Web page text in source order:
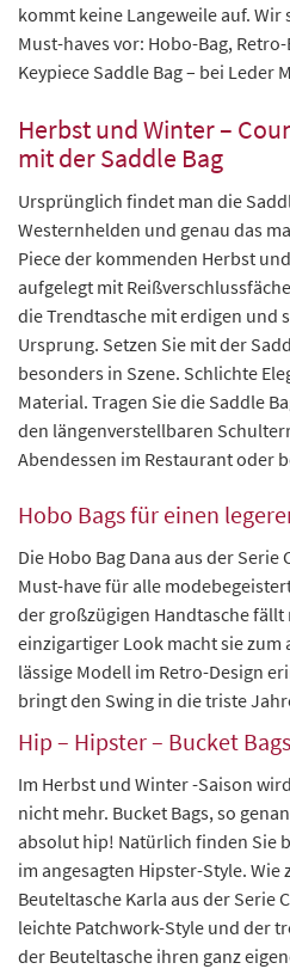
kommt keine Langeweile auf.
Must-haves vor: Hobo-Bag,
Keypiece Saddle Bag – bei Leder
Herbst und Winter –
mit derSaddle Bag
Ursprünglich findet man die
Westernhelden und genau das
Piece der kommenden Herbst
aufgelegt mit
die Trendtasche mit erdigen und
Ursprung. Setzen Sie mit der
besonders in Szene. Schlichte
Material. Tragen Sie die Saddle
den längenverstellbaren
Abendessen im Restaurant oder
Hobo Bagsfür einen
Die Hobo Bag Dana aus der Serie
Must-have für alle
der großzügigen Handtasche fällt
einzigartiger Look macht sie zum
lässige Modell im Retro-Design
bringt den Swing in die triste
Hip – Hipster – Bucket Bags
Im Herbst und Winter -Saison
nicht mehr. Bucket Bags, so
absolut hip! Natürlich finden Sie
im angesagten Hipster-Style. Wie
Beuteltasche Karla aus der Serie
leichte Patchwork-Style und der
der Beuteltasche ihren ganz